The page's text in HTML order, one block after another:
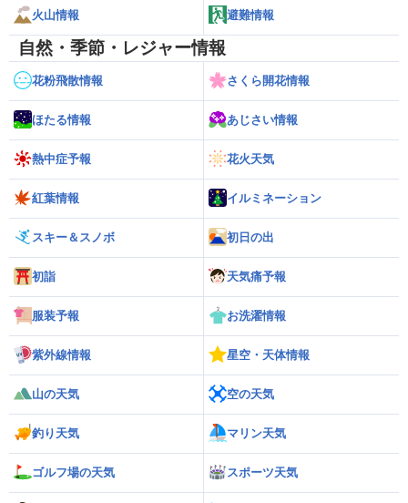
火山情報 避難情報
自然・季節・レジャー情報
花粉飛散情報 さくら開花情報
ほたる情報 あじさい情報
熱中症予報 花火天気
紅葉情報 イルミネーション
スキー＆スノボ 初日の出
初詣 天気痛予報
服装予報 お洗濯情報
紫外線情報 星空・天体情報
山の天気 空の天気
釣り天気 マリン天気
ゴルフ場の天気 スポーツ天気